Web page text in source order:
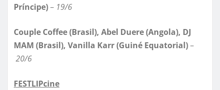
Príncipe)– 19/6
Couple Coffee (Brasil), Abel Duere (Angola), DJ
MAM (Brasil), Vanilla Karr (Guiné Equatorial)–
20/6
FESTLIPcine